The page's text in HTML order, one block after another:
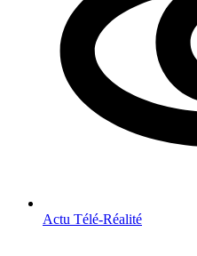
Actu Télé-Réalité